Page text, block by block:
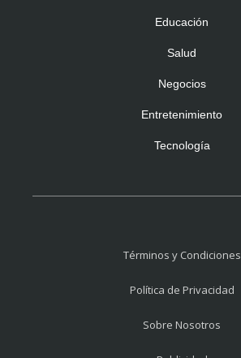
Educación
Salud
Negocios
Entretenimiento
Tecnología
Términos y Condiciones
Política de Privacidad
Sobre Nosotros